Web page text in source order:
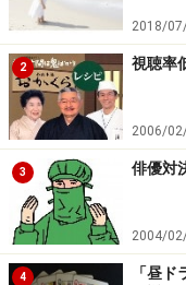
2018/
2 視聴率
2006/
3 俳優対
2004/
4
「昼